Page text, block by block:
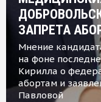
ЗАПРЕТА
Мнение
на фоне
Кирилла о
абортам и
Павловой